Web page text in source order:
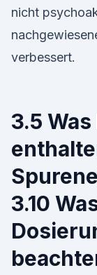
nicht
verbessert.
3.5
3.10